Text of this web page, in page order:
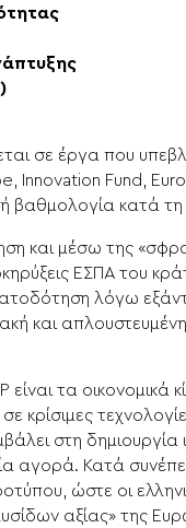
σε έργα που
Innovation Fund,
βαθμολογία κατά
και μέσω της
ΕΣΠΑ του
λόγω
και
είναι τα
κρίσιμες
στη
αγορά. Κατά
ώστε οι
αξίας» της